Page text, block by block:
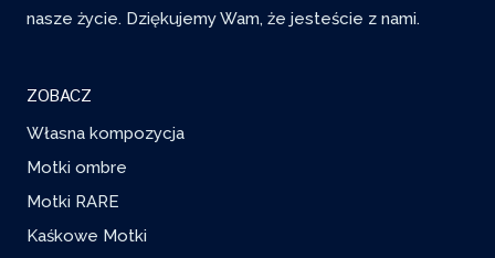
nasze życie. Dziękujemy Wam, że jesteście z nami.
ZOBACZ
Własna kompozycja
Motki ombre
Motki RARE
Kaśkowe Motki